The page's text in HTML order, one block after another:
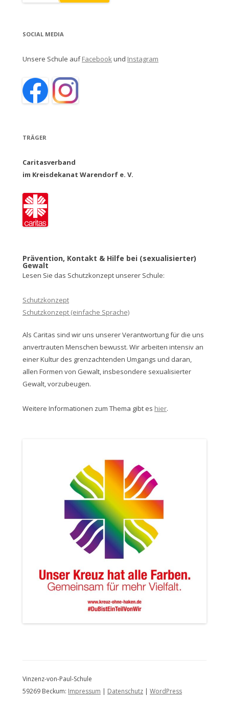
SOCIAL MEDIA
Unsere Schule aufFacebookund Instagram
TRÄGER
Caritasverband
im Kreisdekanat Warendorf e. V.
Prävention, Kontakt & Hilfe bei (sexualisierter)
Gewalt
Lesen Sie das Schutzkonzept unserer Schule:
Schutzkonzept
Schutzkonzept (einfache Sprache)
Als Caritas sind wir uns unserer Verantwortung für die uns
anvertrauten Menschen bewusst. Wir arbeiten intensiv an
einer Kultur des grenzachtenden Umgangs und daran,
allen Formen von Gewalt, insbesondere sexualisierter
Gewalt, vorzubeugen.
Weitere Informationen zum Thema gibt es hier.
Vinzenz-von-Paul-Schule
59269 Beckum: Impressum | Datenschutz | WordPress